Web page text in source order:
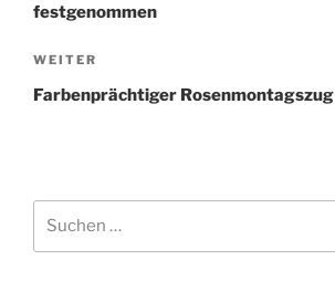
festgenommen
Nächster
Beitrag
WEITER
Farbenprächtiger Rosenmontagszug